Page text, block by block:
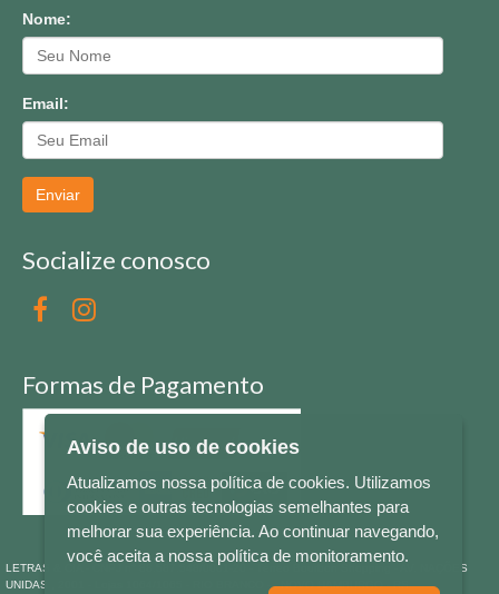
Nome:
Email:
Enviar
Socialize conosco
Formas de Pagamento
LETRAS & CIA - CNPJ n° 88.587.548/0001-20 - Térreo Bourbon Shopping - AV. NAÇÕES
UNIDAS , 2001 - Lojas 1064/1065 - RIO BRANCO - - NOVO HAMBURGO - RS
Aviso de uso de cookies
Atualizamos nossa política de cookies. Utilizamos
cookies e outras tecnologias semelhantes para
melhorar sua experiência. Ao continuar navegando,
você aceita a nossa política de monitoramento.